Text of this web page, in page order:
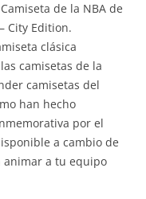
de la NBA de
City Edition.
clásica
camisetas de la
camisetas del
han hecho
por el
a cambio de
animar a tu equipo